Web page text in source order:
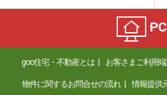
goo住宅・不動産とは お客さまご利用
物件に関するお問合せの流れ 情報提供